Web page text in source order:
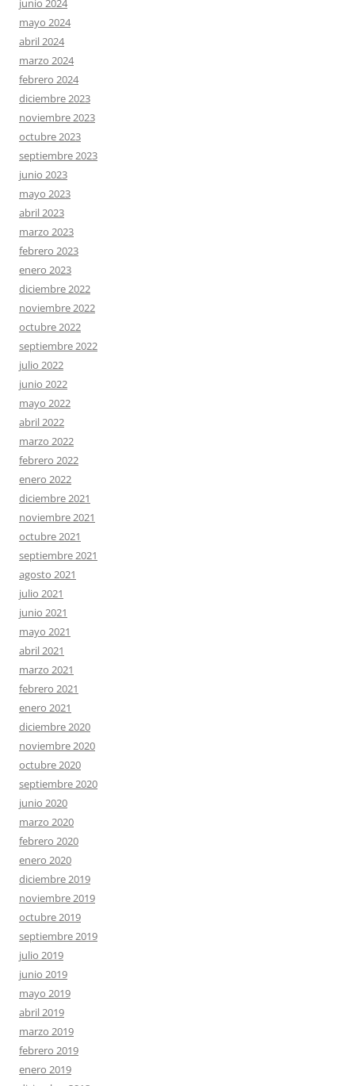
junio 2024
mayo 2024
abril 2024
marzo 2024
febrero 2024
diciembre 2023
noviembre 2023
octubre 2023
septiembre 2023
junio 2023
mayo 2023
abril 2023
marzo 2023
febrero 2023
enero 2023
diciembre 2022
noviembre 2022
octubre 2022
septiembre 2022
julio 2022
junio 2022
mayo 2022
abril 2022
marzo 2022
febrero 2022
enero 2022
diciembre 2021
noviembre 2021
octubre 2021
septiembre 2021
agosto 2021
julio 2021
junio 2021
mayo 2021
abril 2021
marzo 2021
febrero 2021
enero 2021
diciembre 2020
noviembre 2020
octubre 2020
septiembre 2020
junio 2020
marzo 2020
febrero 2020
enero 2020
diciembre 2019
noviembre 2019
octubre 2019
septiembre 2019
julio 2019
junio 2019
mayo 2019
abril 2019
marzo 2019
febrero 2019
enero 2019